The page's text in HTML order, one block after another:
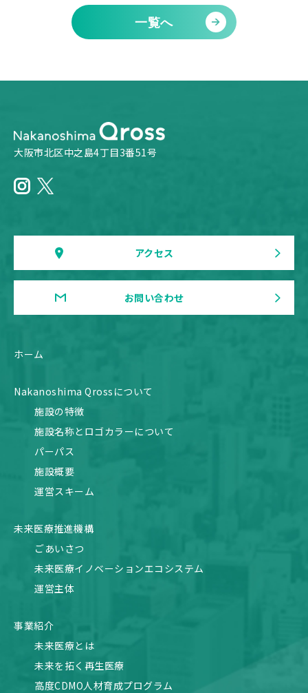
一覧へ
大阪市北区中之島4丁目3番51号
アクセス
お問い合わせ
ホーム
Nakanoshima Qrossについて
施設の特徴
施設名称とロゴカラーについて
パーパス
施設概要
運営スキーム
未来医療推進機構
ごあいさつ
未来医療イノベーションエコシステム
運営主体
事業紹介
未来医療とは
未来を拓く再生医療
高度CDMO人材育成プログラム